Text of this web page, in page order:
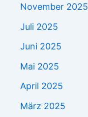
November 2025
Juli 2025
Juni 2025
Mai 2025
April 2025
März 2025